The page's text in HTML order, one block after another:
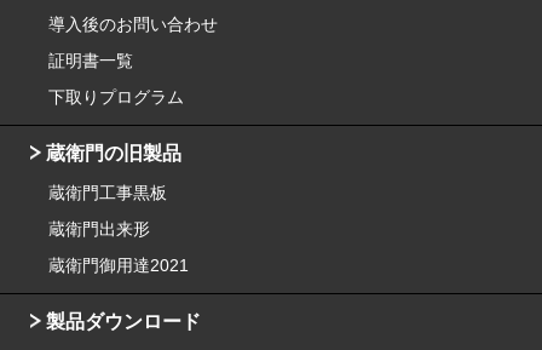
導入後のお問い合わせ
証明書一覧
下取りプログラム
蔵衛門の旧製品
蔵衛門工事黒板
蔵衛門出来形
蔵衛門御用達2021
製品ダウンロード